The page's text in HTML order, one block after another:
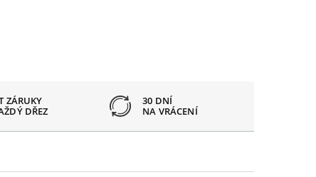
ZÁRUKY
DŘEZ
30 DNÍ
NA VRÁCENÍ